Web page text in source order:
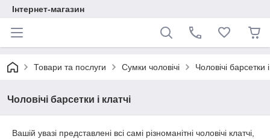
Інтернет-магазин
Товари та послуги Сумки чоловічі Чоловічі барсетки
Чоловічі барсетки і клатчі
Вашій увазі представлені всі самі різноманітні чоловічі клатчі,